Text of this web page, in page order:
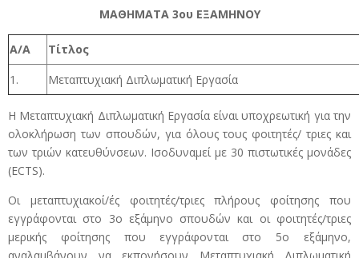
ΜΑΘΗΜΑΤΑ 3ου ΕΞΑΜΗΝΟΥ
A/A
Τίτλος
1.
Μεταπτυχιακή Διπλωματική Εργασία
Η Μεταπτυχιακή Διπλωματική Εργασία είναι υποχρεωτική για την
ολοκλήρωση των σπουδών, για όλους τους φοιτητές/ τριες και
των τριών κατευθύνσεων. Ισοδυναμεί με 30 πιστωτικές μονάδες
(ECTS).
Οι μεταπτυχιακοί/ές φοιτητές/τριες πλήρους φοίτησης που
εγγράφονται στο 3ο εξάμηνο σπουδών και οι φοιτητές/τριες
μερικής φοίτησης που εγγράφονται στο 5ο εξάμηνο,